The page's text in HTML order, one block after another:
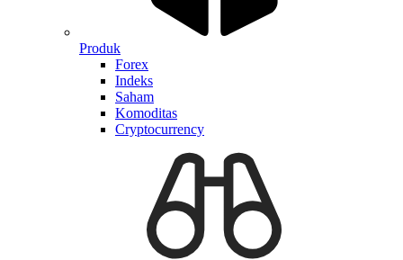
Produk
Forex
Indeks
Saham
Komoditas
Cryptocurrency